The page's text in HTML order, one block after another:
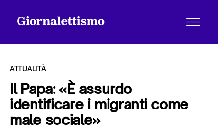
Tutti gli articoli
ATTUALITÀ
Il Papa: «È assurdo
identificare i migranti come
male sociale»